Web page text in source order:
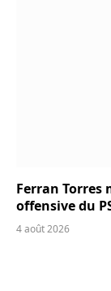
Ferran Torres
offensive du
4 août 2026